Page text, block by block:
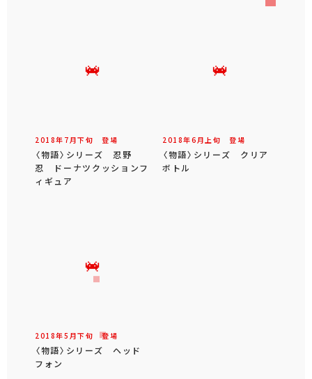
2018年 7 月下旬 登場
〈物語〉シリーズ 忍野
忍 ドーナツクッションフ
ィギュア
2018年6 月 上旬 登場
〈物語〉シリーズ クリア
ボトル
2018年5 月下旬 登場
〈物語〉シリーズ ヘッド
フォン